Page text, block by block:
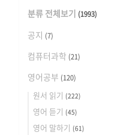
분류 전체보기 (1993)
공지 (7)
컴퓨터과학 (21)
영어공부 (120)
원서 읽기 (222)
영어 듣기 (45)
영어 말하기 (61)